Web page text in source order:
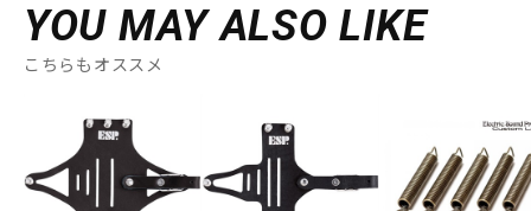
YOU MAY ALSO LIKE
こちらもオススメ